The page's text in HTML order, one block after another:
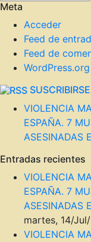
DEL
BLOG
Meta
Acceder
Feed de
Feed de
WordPress.org
VIOLENCIA
ESPAÑA. 7
ASESINADAS
Entradas recientes
VIOLENCIA
ESPAÑA. 7
ASESINADAS
martes, 14/
VIOLENCIA